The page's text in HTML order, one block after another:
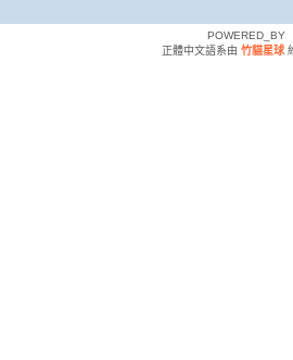
POWERED_BY
正體中文語系由 竹貓星球